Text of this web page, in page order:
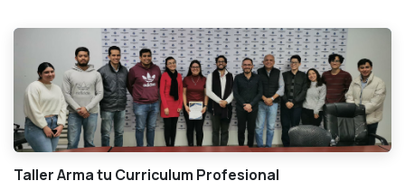
Taller Arma tu Curriculum Profesional